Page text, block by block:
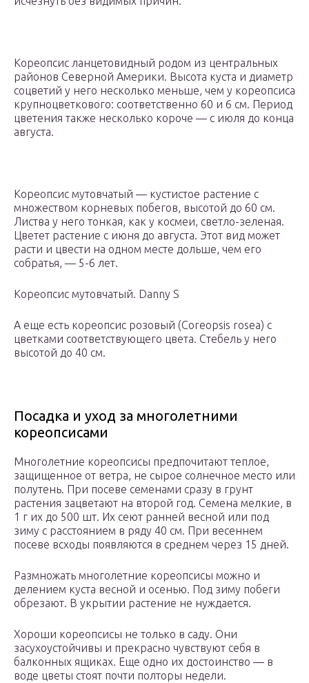
Кореопсис ланцетовидный родом из центральных
районов Северной Америки. Высота куста и диаметр
соцветий у него несколько меньше, чем у кореопсиса
крупноцветкового: соответственно 60 и 6 см. Период
цветения также несколько короче — с июля до конца
августа.
Кореопсис мутовчатый — кустистое растение с
множеством корневых побегов, высотой до 60 см.
Листва у него тонкая, как у космеи, светло-зеленая.
Цветет растение с июня до августа. Этот вид может
расти и цвести на одном месте дольше, чем его
собратья, — 5-6 лет.
Кореопсис мутовчатый. Danny S
А еще есть кореопсис розовый (Coreopsis rosea) с
цветками соответствующего цвета. Стебель у него
высотой до 40 см.
Посадка и уход за многолетними
кореопсисами
Многолетние кореопсисы предпочитают теплое,
защищенное от ветра, не сырое солнечное место или
полутень. При посеве семенами сразу в грунт
растения зацветают на второй год. Семена мелкие, в
1 г их до 500 шт. Их сеют ранней весной или под
зиму с расстоянием в ряду 40 см. При весеннем
посеве всходы появляются в среднем через 15 дней.
Размножать многолетние кореопсисы можно и
делением куста весной и осенью. Под зиму побеги
обрезают. В укрытии растение не нуждается.
Хороши кореопсисы не только в саду. Они
засухоустойчивы и прекрасно чувствуют себя в
балконных ящиках. Еще одно их достоинство — в
воде цветы стоят почти полторы недели.